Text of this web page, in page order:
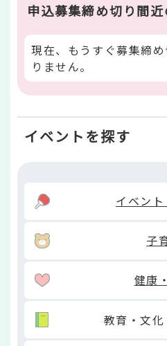
申込募集締め切り間
現在、もうすぐ募集締
りません。
イベントを探す
イベント
子
健康
教育・文